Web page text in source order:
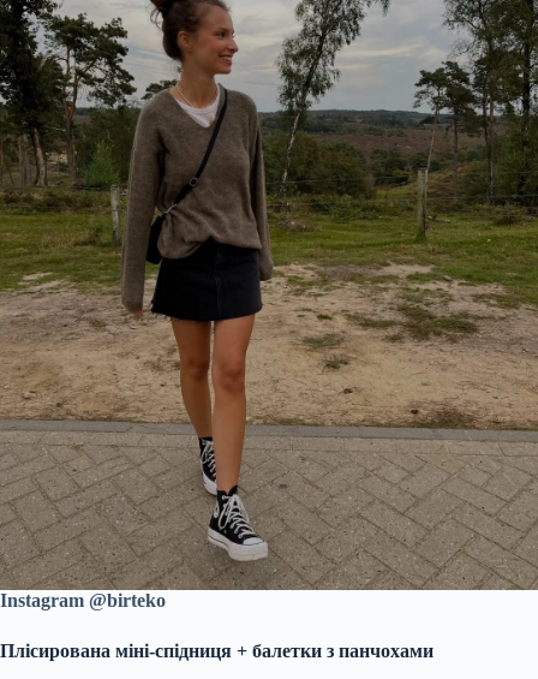
Instagram @birteko
Плісирована міні-спідниця + балетки з панчохами